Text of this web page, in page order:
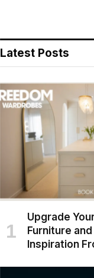
Latest Posts
Upgrade
Furniture
Inspiration